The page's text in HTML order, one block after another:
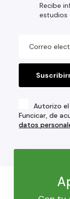
Recibe
estudios
Autorizo
Funcicar, de
datos